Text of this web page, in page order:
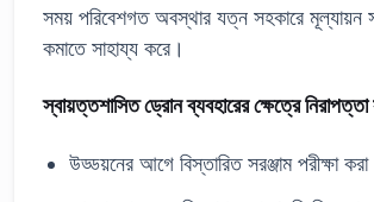
সময় পরিবেশগত অবস্থার যত্ন সহকারে মূল্যায়ন
কমাতে সাহায্য করে।
স্বায়ত্তশাসিত ড্রোন ব্যবহারের ক্ষেত্রে নিরাপত্তা
উড্ডয়নের আগে বিস্তারিত সরঞ্জাম পরীক্ষা